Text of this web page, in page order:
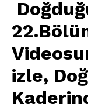
izle,